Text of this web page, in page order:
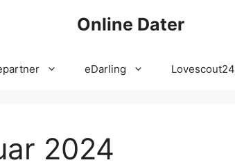
Online Dater
eDarling Lovescout24
2024